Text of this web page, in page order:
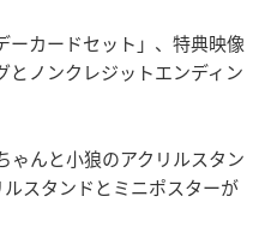
ーカードセット」、特典映像
とノンクレジットエンディン
ゃんと小狼のアクリルスタン
スタンドとミニポスターが